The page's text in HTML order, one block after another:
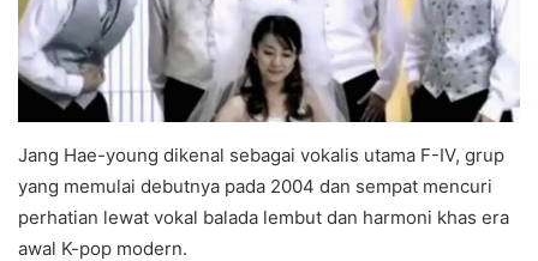
Jang Hae-young dikenal sebagai vokalis utama F-IV, grup
yang memulai debutnya pada 2004 dan sempat mencuri
perhatian lewat vokal balada lembut dan harmoni khas era
awal K-pop modern.